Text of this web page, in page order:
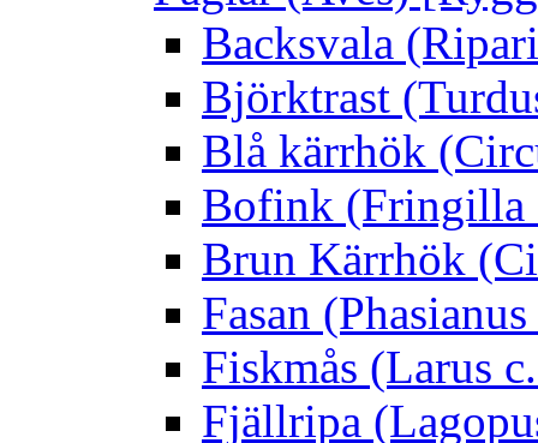
Backsvala
Björktrast
Blå kärrhök
Bofink (Fringilla
Brun Kärrhök
Fasan
Fiskmås (Larus
Fjällripa